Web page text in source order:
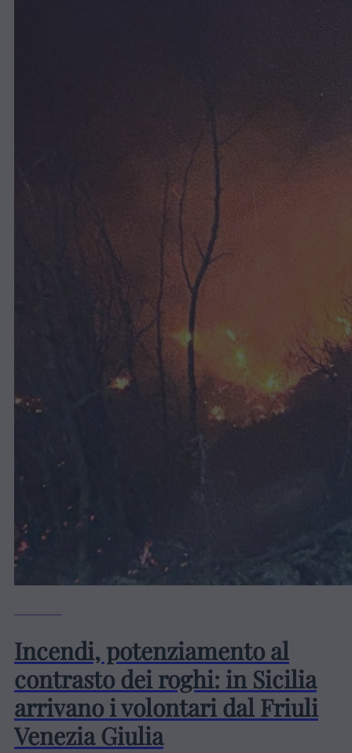
Incendi, potenziamento al
contrasto dei roghi: in Sicilia
arrivano i volontari dal Friuli
Venezia Giulia